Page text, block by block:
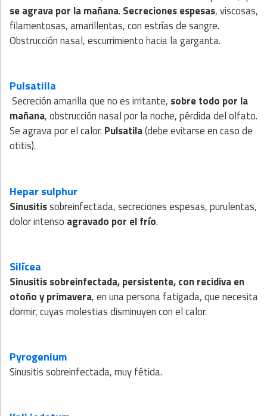
se agrava por la mañana. Secreciones espesas, viscosas,
filamentosas, amarillentas, con estrías de sangre.
Obstrucción nasal, escurrimiento hacia la garganta.
Pulsatilla
Secreción amarilla que no es irritante, sobre todo por la
mañana, obstrucción nasal por la noche, pérdida del olfato.
Se agrava por el calor. Pulsatila(debe evitarse en caso de
otitis).
Hepar sulphur
Sinusitissobreinfectada, secreciones espesas, purulentas,
dolor intenso agravado por el frío.
Silícea
Sinusitis sobreinfectada, persistente, con recidiva en
otoño y primavera, en una persona fatigada, que necesita
dormir, cuyas molestias disminuyen con el calor.
Pyrogenium
Sinusitis sobreinfectada, muy fétida.